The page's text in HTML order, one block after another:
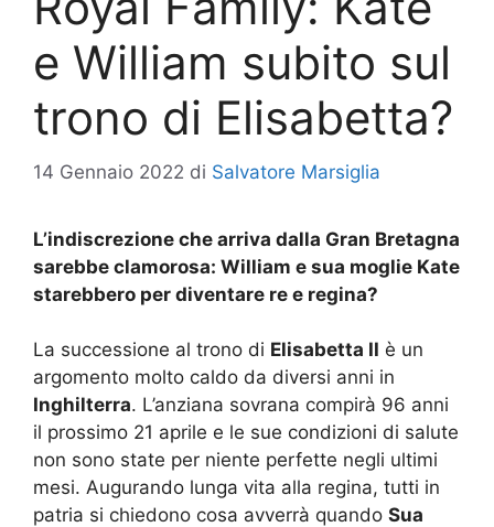
e William subito sul
trono di Elisabetta?
14 Gennaio 2022 di Salvatore Marsiglia
L’indiscrezione che arriva dalla Gran Bretagna
sarebbe clamorosa: William e sua moglie Kate
starebbero per diventare re e regina?
La successione al trono di Elisabetta II è un
argomento molto caldo da diversi anni in
Inghilterra. L’anziana sovrana compirà 96 anni
il prossimo 21 aprile e le sue condizioni di salute
non sono state per niente perfette negli ultimi
mesi. Augurando lunga vita alla regina, tutti in
patria si chiedono cosa avverrà quando Sua